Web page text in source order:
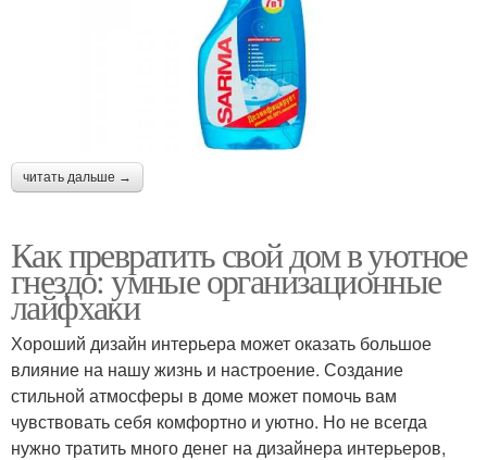
читать дальше →
Как превратить свой дом в уютное
гнездо: умные организационные
лайфхаки
Хороший дизайн интерьера может оказать большое
влияние на нашу жизнь и настроение. Создание
стильной атмосферы в доме может помочь вам
чувствовать себя комфортно и уютно. Но не всегда
нужно тратить много денег на дизайнера интерьеров,